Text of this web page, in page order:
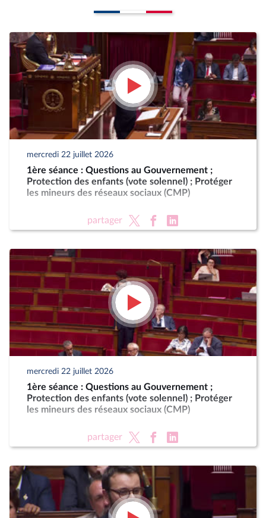
mercredi 22 juillet 2026
1ère séance : Questions au Gouvernement ;
Protection des enfants (vote solennel) ; Protéger
les mineurs des réseaux sociaux (CMP)
partager
mercredi 22 juillet 2026
1ère séance : Questions au Gouvernement ;
Protection des enfants (vote solennel) ; Protéger
les mineurs des réseaux sociaux (CMP)
partager